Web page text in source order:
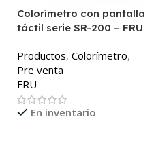
Colorímetro con pantalla
táctil serie SR-200 – FRU
Productos, Colorímetro,
Pre venta
FRU
En inventario